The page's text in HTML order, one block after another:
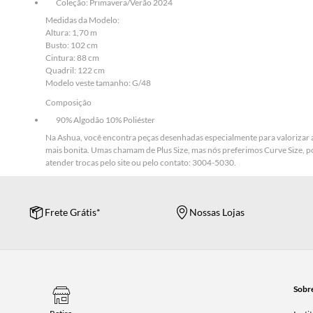
Coleção: Primavera/Verão 2024
Medidas da Modelo:
Altura: 1,70 m
Busto: 102 cm
Cintura: 88 cm
Quadril: 122 cm
Modelo veste tamanho: G/48
Composição
90% Algodão 10% Poliéster
Na Ashua, você encontra peças desenhadas especialmente para
mais bonita. Umas chamam de Plus Size, mas nós preferimos Curve
atender trocas pelo site ou pelo contato: 3004-5030.
Frete Grátis* Nossas Lojas